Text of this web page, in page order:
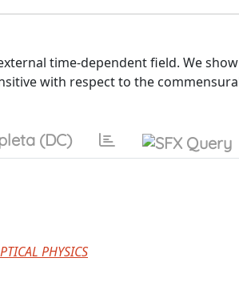
time-dependent field. We
with respect to the
(DC)
PHYSICS